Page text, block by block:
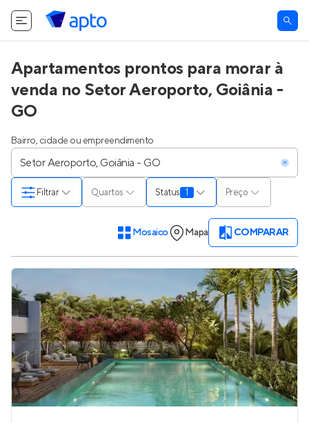
Apartamentos prontos para morar à
venda no Setor Aeroporto, Goiânia -
GO
Bairro, cidade ou empreendimento
Quartos Status 1 Preço
Filtrar
Mosaico Mapa COMPARAR